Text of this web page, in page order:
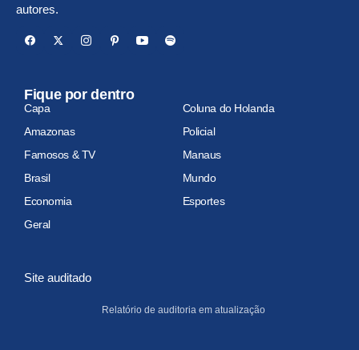
autores.
Fique por dentro
Capa
Coluna do Holanda
Amazonas
Policial
Famosos & TV
Manaus
Brasil
Mundo
Economia
Esportes
Geral
Site auditado
Relatório de auditoria em atualização